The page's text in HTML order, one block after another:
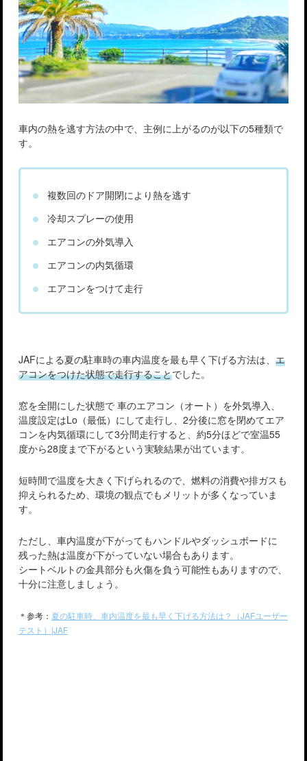
車内の熱を逃す方法の中で、主例に上がるのが以下の5種類で
す。
複数回のドア開閉により熱を逃す
冷却スプレーの使用
エアコンの外気導入
エアコンの内気循環
エアコンをつけて走行
JAFによる夏の駐車時の車内温度を最も早く下げる方法は、エ
アコンをつけた状態で走行することでした。
窓を全開にした状態で 車のエアコン（オート）を外気導入、
温度設定はLo（最低）にして走行し、2分後に窓を閉めてエア
コンを内気循環にして3分間走行すると、約5分ほどで室温55
度から28度まで下がるという実験結果が出ています。
短時間で温度を大きく下げられるので、燃料の消費や排ガスも
抑えられるため、環境の観点でもメリットが多くなっていま
す。
ただし、車内温度が下がってもハンドルやダッシュボードに
残った熱は温度が下がっていない場合もあります。
シートベルトの金具部分も火傷を負う可能性もありますので、
十分に注意しましょう。
＊参考： 夏の駐車時、車内温度を最も早く下げる方法は？（JAFユーザー
テスト）|JAF